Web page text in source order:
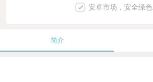
安卓市场，安全绿色
简介